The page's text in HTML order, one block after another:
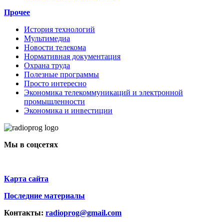
Прочее
История технологий
Мультимедиа
Новости телекома
Нормативная документация
Охрана труда
Полезные программы
Просто интересно
Экономика телекоммуникаций и электронной
промышленности
Экономика и инвестиции
Мы в соцсетях
Карта сайта
Последние материалы
Контакты: radioprog@gmail.com